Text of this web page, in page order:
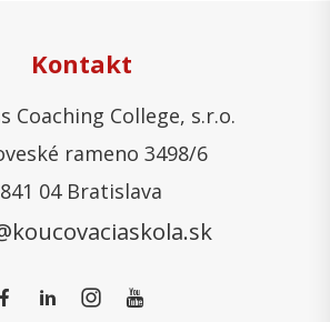
Kontakt
Coaching College, s.r.o.
rameno 3498/6
841 04 Bratislava